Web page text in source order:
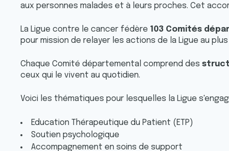
aux personnes malades et à leurs proches. Cet
La Ligue contre le cancer fédère 103 Comités
pour mission de relayer les actions de la Ligue au
Chaque Comité départemental comprend des
ceux qui le vivent au quotidien.
Voici les thématiques pour lesquelles la Ligue
Education Thérapeutique du Patient (ETP)
Soutien psychologique
Accompagnement en soins de support